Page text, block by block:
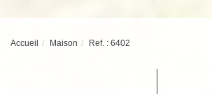
Accueil Maison Ref. : 6402